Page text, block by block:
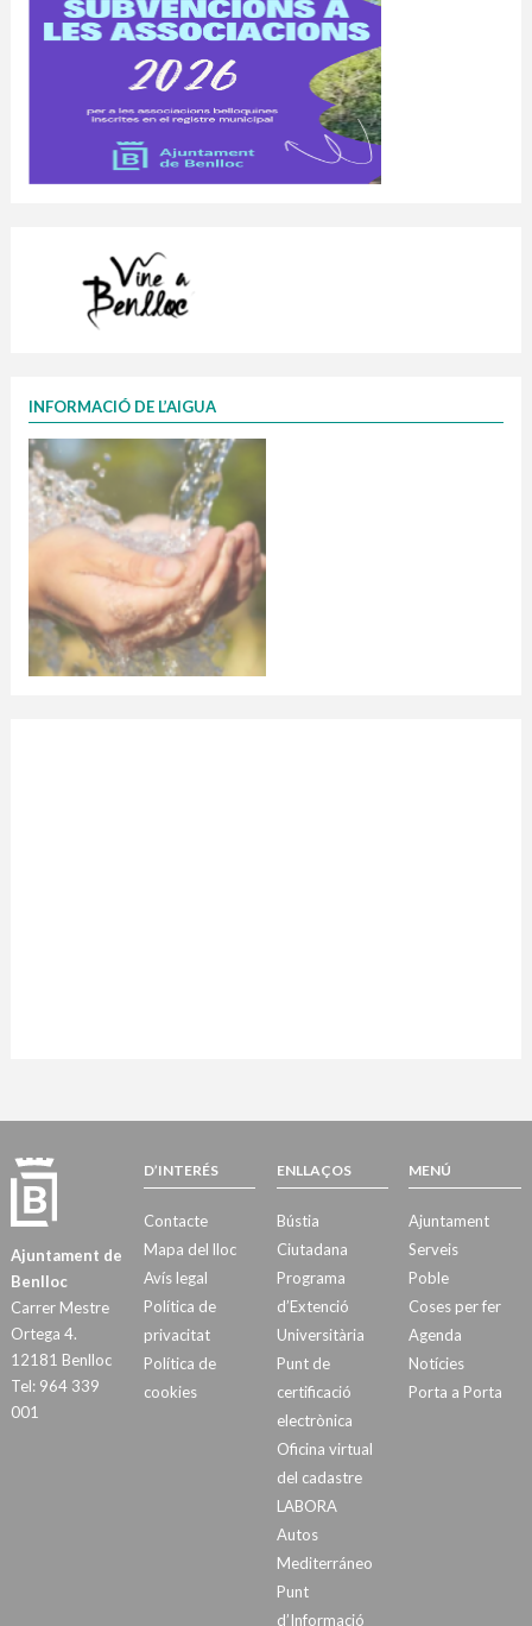
INFORMACIÓ DE L’AIGUA
Ajuntament de
Benlloc
Carrer Mestre
Ortega 4.
12181 Benlloc
Tel: 964 339
001
D’INTERÉS
Contacte
Mapa del lloc
Avís legal
Política de
privacitat
Política de
cookies
ENLLAÇOS
Bústia
Ciutadana
Programa
d’Extenció
Universitària
Punt de
certificació
electrònica
Oficina virtual
del cadastre
LABORA
Autos
Mediterráneo
Punt
d’Informació
MENÚ
Ajuntament
Serveis
Poble
Coses per fer
Agenda
Notícies
Porta a Porta